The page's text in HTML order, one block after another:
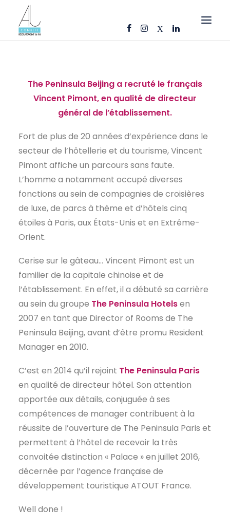
CANDIDATS
ENTREPRISES
NOS FICHES MÉTIERS
AJ CONSEIL
RÉFÉRENCES
CONTACT
FR
The Peninsula Beijing a recruté le français
Vincent Pimont, en qualité de directeur
général de l’établissement.
Fort de plus de 20 années d’expérience dans le
secteur de l’hôtellerie et du tourisme, Vincent
Pimont affiche un parcours sans faute.
L’homme a notamment occupé diverses
fonctions au sein de compagnies de croisières
de luxe, de parcs à thème et d’hôtels cinq
étoiles à Paris, aux États-Unis et en Extrême-
Orient.
Cerise sur le gâteau… Vincent Pimont est un
familier de la capitale chinoise et de
l’établissement. En effet, il a débuté sa carrière
au sein du groupe The Peninsula Hotelsen
2007 en tant que Director of Rooms de The
Peninsula Beijing, avant d’être promu Resident
Manager en 2010.
C’est en 2014 qu’il rejoint The Peninsula Paris
en qualité de directeur hôtel. Son attention
apportée aux détails, conjuguée à ses
compétences de manager contribuent à la
réussite de l’ouverture de The Peninsula Paris et
permettent à l’hôtel de recevoir la très
convoitée distinction « Palace » en juillet 2016,
décernée par l’agence française de
développement touristique ATOUT France.
Well done !